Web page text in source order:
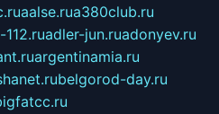
aalse.rua380club.ru
adler-jun.ruadonyev.ru
argentinamia.ru
belgorod-day.ru